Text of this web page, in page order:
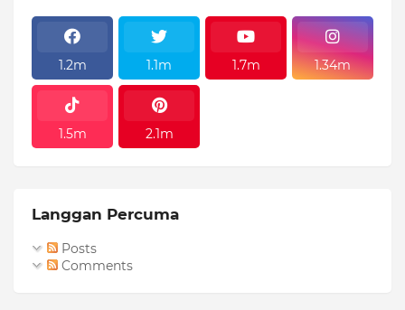
1.2m 1.1m 1.7m 1.34m
1.5m 2.1m
Langgan Percuma
Posts
Comments